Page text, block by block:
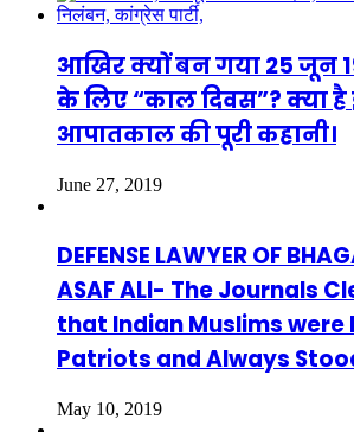
आखिर क्यों बन गया 25 जून
के लिए “काल दिवस”? क्या है
आपातकाल की पूरी कहानी।
June 27, 2019
DEFENSE LAWYER OF
ASAF ALI- The Journals
that Indian Muslims were
Patriots and Always
May 10, 2019